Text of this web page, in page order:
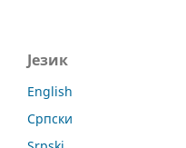
Језик
English
Српски